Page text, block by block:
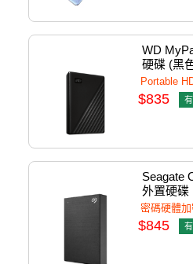
WD
硬碟 (黑
Portable
$835
Seagate
外置硬碟
密碼硬體
$845